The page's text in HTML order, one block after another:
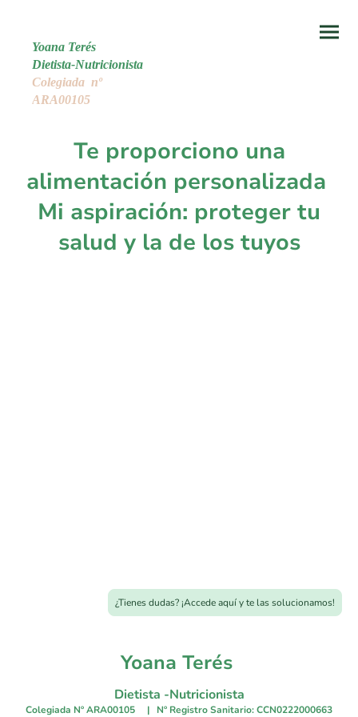
Yoana Terés
Dietista-Nutricionista
Colegiada nº
ARA00105
Te proporciono una
alimentación personalizada
Mi aspiración: proteger tu
salud y la de los tuyos
¿Tienes dudas? ¡Accede aquí y te las solucionamos!
Yoana Terés
Dietista -Nutricionista
Colegiada Nº ARA00105 | Nº Registro Sanitario: CCN0222000663